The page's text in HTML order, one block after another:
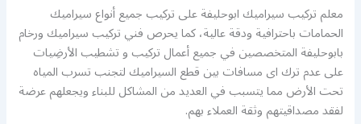
معلم تركيب سيراميك ابوحليفة على تركيب جميع أنواع سيراميك
الحمامات باحترافية ودقة عالية، كما يحرص فني تركيب سيراميك ورخام
بابوحليفة المتخصصين في جميع أعمال تركيب و تشطيب الأرضِيات
على عدم ترك اى مسافات بين قطع السيراميك لتجنب تسرب المياه
تحت الأرض مما يتسبب في العديد من المشاكل للبناء ويجعلهم عرضة
لفقد مصداقيتهم وثقة العملاء بهم.